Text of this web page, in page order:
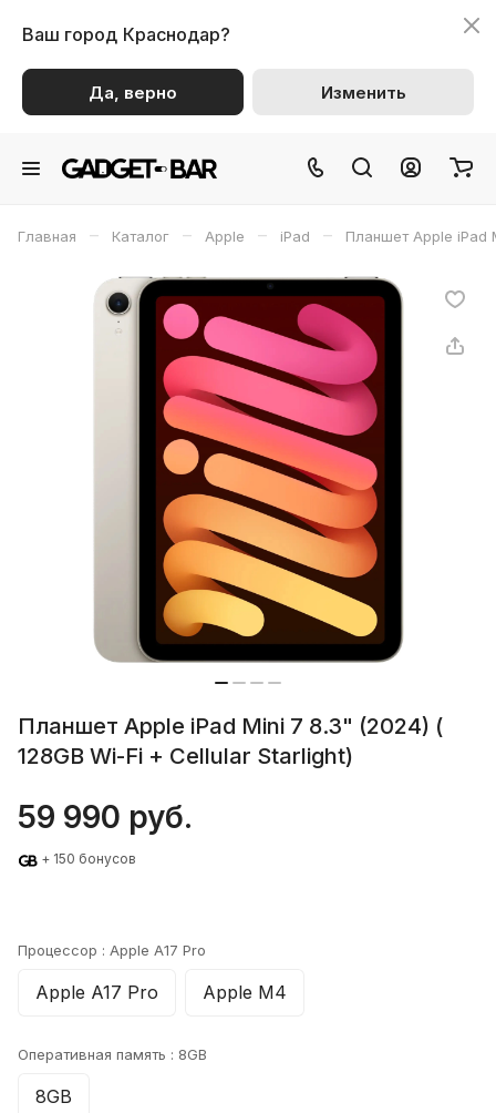
Ваш город Краснодар?
Да, верно Изменить
Главная – Каталог – Apple – iPad – Планшет Apple iPad
Планшет Apple iPad Mini 7 8.3" (2024) (
128GB Wi-Fi + Cellular Starlight)
59 990 руб.
+ 150 бонусов
Процессор : Apple A17 Pro
Apple A17 Pro Apple M4
Оперативная память : 8GB
8GB